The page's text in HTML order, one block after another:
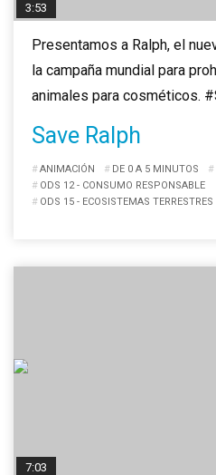
3:53
ANIMACIÓN DE 0 A 5 MINUTOS
ODS 12 - CONSUMO RESPONSABLE
ODS 15 - ECOSISTEMAS TERRESTRES
Save Ralph
Presentamos a Ralph, el
la campaña mundial para
animales para cosméticos.
7:03